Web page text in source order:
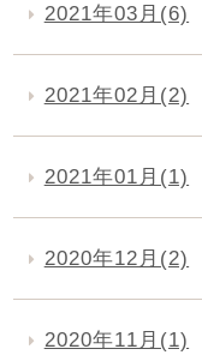
2021年03月(6)
2021年02月(2)
2021年01月(1)
2020年12月(2)
2020年11月(1)